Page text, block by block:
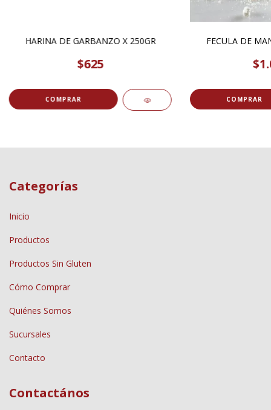
HARINA DE GARBANZO X 250GR
$625
COMPRAR
FECULA DE
COMPRAR
Categorías
Inicio
Productos
Productos Sin Gluten
Cómo Comprar
Quiénes Somos
Sucursales
Contacto
Contactános